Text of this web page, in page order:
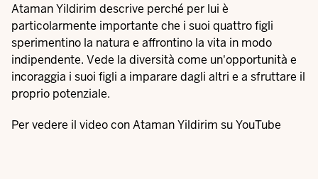
Ataman Yildirim descrive perché per lui è
particolarmente importante che i suoi quattro figli
sperimentino la natura e affrontino la vita in modo
indipendente. Vede la diversità come un'opportunità e
incoraggia i suoi figli a imparare dagli altri e a sfruttare il
proprio potenziale.
Per vedere il video con Ataman Yildirim su YouTube